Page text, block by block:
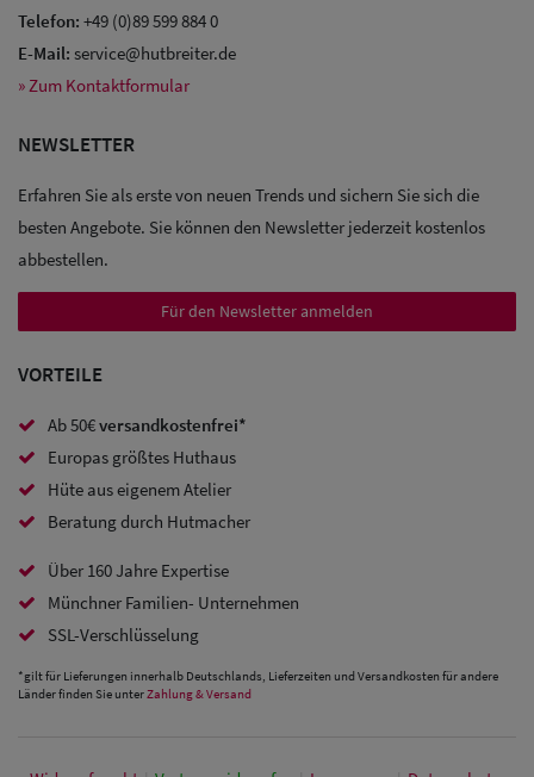
Baseball
Caps
Sale: Army
Sale:
Trucker
Caps
Ohrenschutz
Telefon: +49 (0)89 599 884 0
E-Mail: service@hutbreiter.de
» Zum Kontaktformular
NEWSLETTER
Erfahren Sie als erste von neuen Trends und sichern Sie sich die
besten Angebote. Sie können den Newsletter jederzeit kostenlos
abbestellen.
Für den Newsletter anmelden
VORTEILE
Ab 50€versandkostenfrei*
Europas größtes Huthaus
Hüte aus eigenem Atelier
Beratung durch Hutmacher
Über 160 Jahre Expertise
Münchner Familien- Unternehmen
SSL-Verschlüsselung
*gilt für Lieferungen innerhalb Deutschlands, Lieferzeiten und Versandkosten für andere
Länder finden Sie unterZahlung & Versand